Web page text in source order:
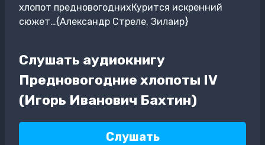
хлопот предновогоднихКурится искренний
сюжет…{Александр Стреле, Зилаир}
Слушать аудиокнигу
Предновогодние хлопоты IV
(Игорь Иванович Бахтин)
Слушать